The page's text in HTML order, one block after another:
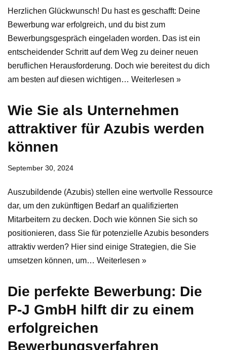
Herzlichen Glückwunsch! Du hast es geschafft: Deine
Bewerbung war erfolgreich, und du bist zum
Bewerbungsgespräch eingeladen worden. Das ist ein
entscheidender Schritt auf dem Weg zu deiner neuen
beruflichen Herausforderung. Doch wie bereitest du dich
am besten auf diesen wichtigen… Weiterlesen »
Wie Sie als Unternehmen
attraktiver für Azubis werden
können
September 30, 2024
Auszubildende (Azubis) stellen eine wertvolle Ressource
dar, um den zukünftigen Bedarf an qualifizierten
Mitarbeitern zu decken. Doch wie können Sie sich so
positionieren, dass Sie für potenzielle Azubis besonders
attraktiv werden? Hier sind einige Strategien, die Sie
umsetzen können, um… Weiterlesen »
Die perfekte Bewerbung: Die
P-J GmbH hilft dir zu einem
erfolgreichen
Bewerbungsverfahren